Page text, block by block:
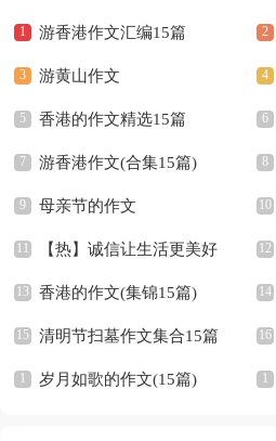
游香港作文汇编15篇
游黄山作文
香港的作文精选15篇
游香港作文(合集15篇)
母亲节的作文
【热】诚信让生活更美好
作文香港的作文(集锦15篇)
清明节扫墓作文集合15篇
岁月如歌的作文(15篇)